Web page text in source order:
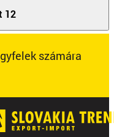
12
számára